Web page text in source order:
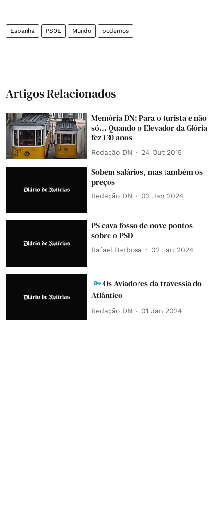
Espanha PSOE Mundo podemos
Artigos Relacionados
Memória DN: Para o turista e não
só... Quando o Elevador da Glória
fez 130 anos
Redação DN 24 Out 2015
Sobem salários, mas também os
preços
Redação DN 02 Jan 2024
PS cava fosso de nove pontos
sobre o PSD
Rafael Barbosa 02 Jan 2024
Os Aviadores da travessia do
Atlântico
Redação DN 01 Jan 2024